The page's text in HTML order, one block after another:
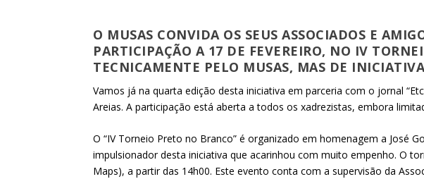
O MUSAS CONVIDA OS SEUS ASSOCIADOS E
PARTICIPAÇÃO A 17 DE FEVEREIRO, NO IV
TECNICAMENTE PELO MUSAS, MAS DE
Vamos já na quarta edição desta iniciativa em parceria com o jornal
Areias. A participação está aberta a todos os xadrezistas, embora
O “IV Torneio Preto no Branco” é organizado em homenagem a José
impulsionador desta iniciativa que acarinhou com muito empenho. O
Maps), a partir das 14h00. Este evento conta com a supervisão da